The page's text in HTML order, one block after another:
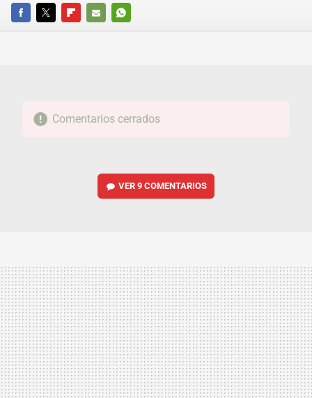
FACEBOOKTWITTERFLIPBOARD
E-
WHATSAPP
Comentarios cerrados
VER9 COMENTARIOS